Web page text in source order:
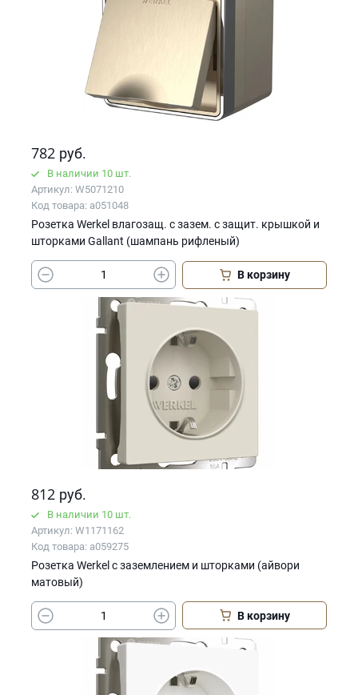
782 руб.
В наличии 10 шт.
Артикул: W5071210
Код товара: a051048
Розетка Werkel влагозащ. с зазем. с защит. крышкой и
шторками Gallant (шампань рифленый)
В корзину
812 руб.
В наличии 10 шт.
Артикул: W1171162
Код товара: a059275
Розетка Werkel с заземлением и шторками (айвори
матовый)
В корзину